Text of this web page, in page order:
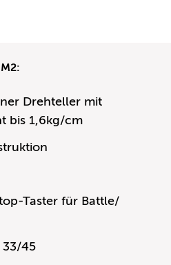
Drehteller mit
bis 1,6kg/cm
Taster für Battle/
33/45